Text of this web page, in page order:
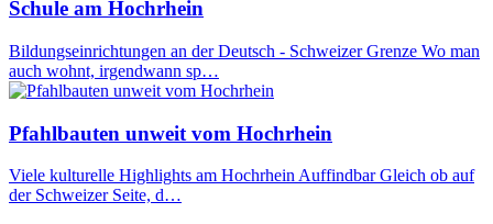
Schule am Hochrhein
Bildungseinrichtungen an der Deutsch - Schweizer Grenze Wo man
auch wohnt, irgendwann sp…
Pfahlbauten unweit vom Hochrhein
Viele kulturelle Highlights am Hochrhein Auffindbar Gleich ob auf
der Schweizer Seite, d…